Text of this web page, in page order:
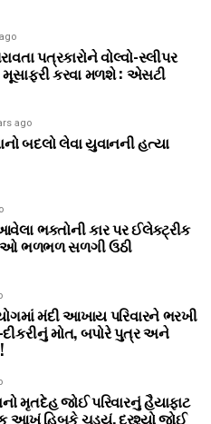
પત્રકારોને વોલ્‍વો-સ્‍લીપર
કરવા મળશે : એસટી
ago
બદલો લેવા યુવાનની હત્યા
ભક્તોની કાર પર ઈલેક્ટ્રીક
ભળભળ સળગી ઉઠી
મંદી આખાય પરિવારને ભરખી
મોત, બપોરે પુત્ર અને
મૃતદેહ જોઈ પરિવારનું હૈયાફાટ
આખું હિબકે ચડ્યું, દ્રશ્યો જોઈ